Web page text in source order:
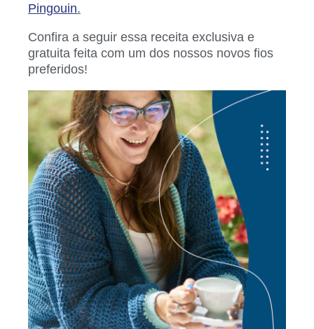
Pingouin.
Confira a seguir essa receita exclusiva e
gratuita feita com um dos nossos novos fios
preferidos!